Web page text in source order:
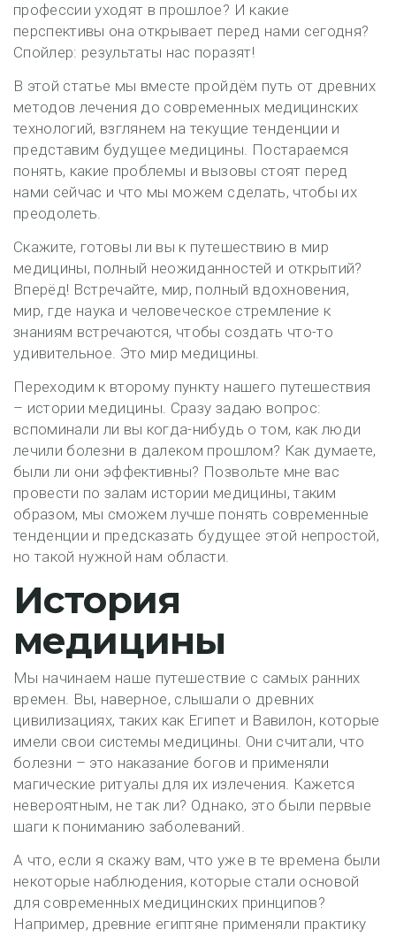
профессии уходят в прошлое? И какие
перспективы она открывает перед нами сегодня?
Спойлер: результаты нас поразят!
В этой статье мы вместе пройдём путь от древних
методов лечения до современных медицинских
технологий, взглянем на текущие тенденции и
представим будущее медицины. Постараемся
понять, какие проблемы и вызовы стоят перед
нами сейчас и что мы можем сделать, чтобы их
преодолеть.
Скажите, готовы ли вы к путешествию в мир
медицины, полный неожиданностей и открытий?
Вперёд! Встречайте, мир, полный вдохновения,
мир, где наука и человеческое стремление к
знаниям встречаются, чтобы создать что-то
удивительное. Это мир медицины.
Переходим к второму пункту нашего путешествия
– истории медицины. Сразу задаю вопрос:
вспоминали ли вы когда-нибудь о том, как люди
лечили болезни в далеком прошлом? Как думаете,
были ли они эффективны? Позвольте мне вас
провести по залам истории медицины, таким
образом, мы сможем лучше понять современные
тенденции и предсказать будущее этой непростой,
но такой нужной нам области.
История
медицины
Мы начинаем наше путешествие с самых ранних
времен. Вы, наверное, слышали о древних
цивилизациях, таких как Египет и Вавилон, которые
имели свои системы медицины. Они считали, что
болезни – это наказание богов и применяли
магические ритуалы для их излечения. Кажется
невероятным, не так ли? Однако, это были первые
шаги к пониманию заболеваний.
А что, если я скажу вам, что уже в те времена были
некоторые наблюдения, которые стали основой
для современных медицинских принципов?
Например, древние египтяне применяли практику